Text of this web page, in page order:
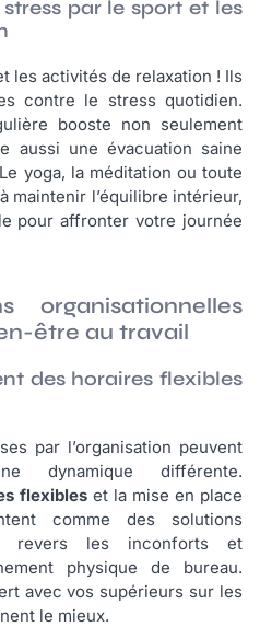
par le sport et les
les activités de relaxation ! Ils
contre le stress quotidien.
booste non seulement
aussi une évacuation saine
yoga, la méditation ou toute
maintenir l’équilibre intérieur,
pour affronter votre journée
organisationnelles
être au travail
des horaires flexibles
par l’organisation peuvent
dynamique différente.
flexibles et la mise en place
comme des solutions
revers les inconforts et
physique de bureau.
avec vos supérieurs sur les
le mieux.